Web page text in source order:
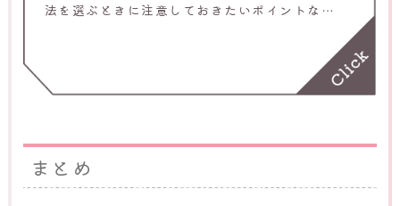
法を選ぶときに注意しておきたいポイントなど
まとめ